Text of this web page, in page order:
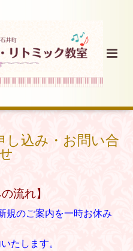
し込み・お問い合
流れ】
規のご案内を一時お休み
たします。